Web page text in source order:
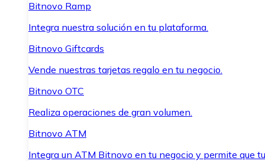
Bitnovo Ramp
Integra nuestra solución en tu plataforma.
Bitnovo Giftcards
Vende nuestras tarjetas regalo en tu negocio.
Bitnovo OTC
Realiza operaciones de gran volumen.
Bitnovo ATM
Integra un ATM Bitnovo en tu negocio y permite que